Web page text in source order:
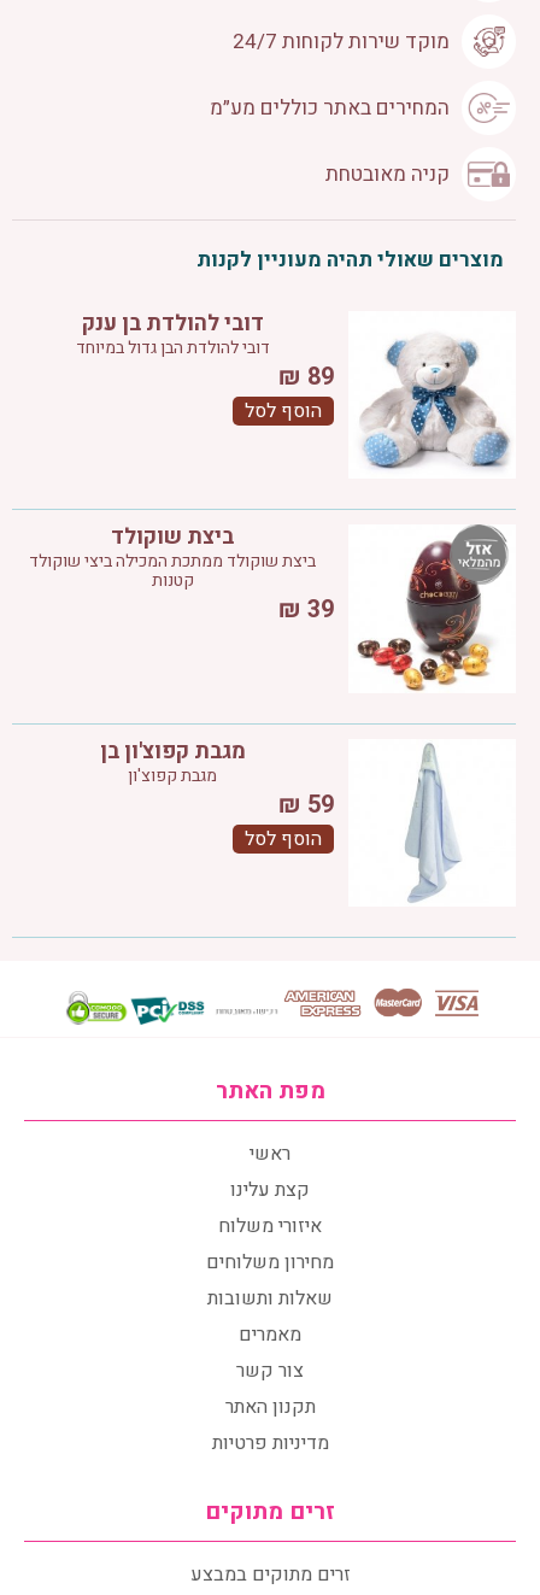
מוקד שירות לקוחות 24/7
המחירים באתר כוללים מע״מ
קניה מאובטחת
מוצרים שאולי תהיה מעוניין לקנות
דובי להולדת בן ענק
דובי להולדת הבן גדול במיוחד
89
₪
הוסף לסל
ביצת שוקולד
ביצת שוקולד ממתכת המכילה ביצי שוקולד
קטנות
39
₪
מגבת קפוצ'ון בן
מגבת קפוצ'ון
59
₪
הוסף לסל
מפת האתר
ראשי
קצת עלינו
איזורי משלוח
מחירון משלוחים
שאלות ותשובות
מאמרים
צור קשר
תקנון האתר
מדיניות פרטיות
זרים מתוקים
זרים מתוקים במבצע